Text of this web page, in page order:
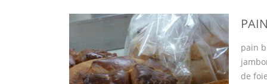
pain
de